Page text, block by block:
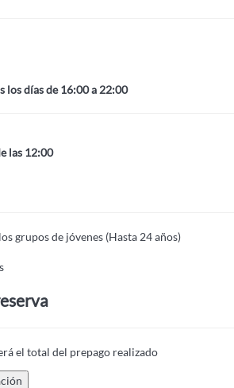
los días de 16:00 a 22:00
las 12:00
grupos de jóvenes (Hasta 24 años)
el total del prepago realizado